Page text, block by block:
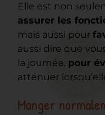
Elle est non
assurer les
mais aussi pour
aussi dire que
la journée, pour
atténuer
Manger